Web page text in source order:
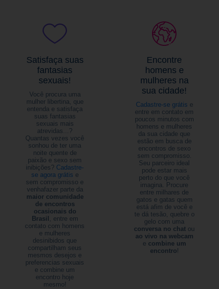
Satisfaça suas
fantasias
sexuais!
Você procura uma
mulher libertina, que
entenda e satisfaça
suas fantasias
sexuais mais
atrevidas...?
Quantas vezes você
sonhou de ter uma
noite quente de
paixão e sexo sem
inibições? Cadastre-
se agora grátis e
sem compromisso e
venhafazer parte da
maior comunidade
de encontros
ocasionais do
Brasil , entre em
contato com homens
e mulheres
desinibidos que
compartilham seus
mesmos desejos e
preferencias sexuais
e combine um
encontro hoje
mesmo!
Encontre
homens e
mulheres na
sua cidade!
Cadastre-se grátis e
entre em contato em
poucos minutos com
homens e mulheres
da sua cidade que
estão em busca de
encontros de sexo
sem compromisso.
Seu parceiro ideal
pode estar mais
perto do que você
imagina. Procure
entre milhares de
gatos e gatas quem
está afim de você e
te dá tesão, quebre o
gelo com uma
conversa no chat ou
ao vivo na webcam
e combine um
encontro!